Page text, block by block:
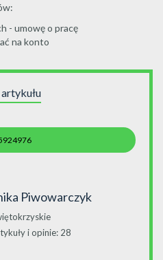
- umowę o pracę
na konto
Piwowarczyk
i opinie: 28